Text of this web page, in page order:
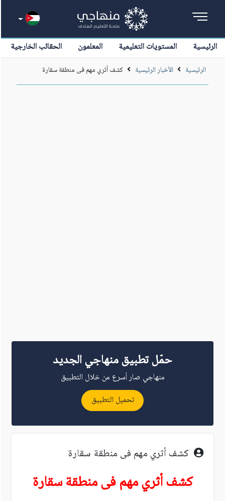
الرئيسية المستويات التعليمية المعلمون الحقائب الخارجية
الرئيسية الأخبار الرئيسية كشف أثري مهم فى منطقة سقارة
حمّل تطبيق منهاجي الجديد
منهاجي صار أسرع من خلال التطبيق
تحميل التطبيق
كشف أثري مهم فى منطقة سقارة
كشف أثري مهم فى منطقة سقارة